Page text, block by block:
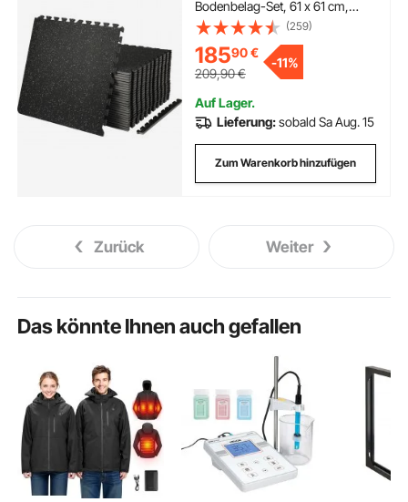
Bodenbelag-Set, 61 x 61 cm,
Schwarz, 25-teiliges Rutschfeste
Ineinandergreifende Puzzle-
Fliesen-Schutzboden Set für den
Haushalt, Training, Garage
(259)
18590€
209,90€
-11%
Auf Lager.
Lieferung:sobald Sa Aug. 15
Zum Warenkorb hinzufügen
Zurück Weiter
Das könnte Ihnen auch gefallen